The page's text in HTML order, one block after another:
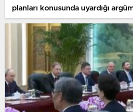
planları konusunda uyardığı